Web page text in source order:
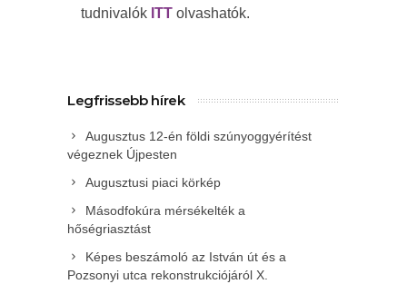
tudnivalók ITT olvashatók.
Legfrissebb hírek
Augusztus 12-én földi szúnyoggyérítést
végeznek Újpesten
Augusztusi piaci körkép
Másodfokúra mérsékelték a
hőségriasztást
Képes beszámoló az István út és a
Pozsonyi utca rekonstrukciójáról X.